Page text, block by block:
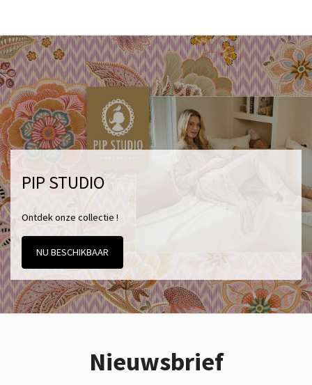
PIP STUDIO
Ontdek onze collectie !
NU BESCHIKBAAR
Nieuwsbrief